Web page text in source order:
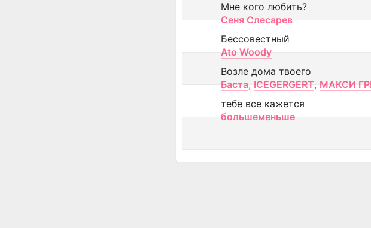
Мне кого любить?
Сеня Слесарев
Бессовестный
Ato Woody
Возле дома твоего
Баста, ICEGERGERT, МАКСИ
тебе все кажется
большеменьше